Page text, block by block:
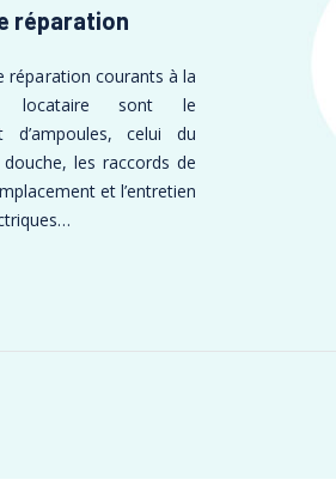
réparation
réparation courants à la
locataire sont le
d’ampoules, celui du
les raccords de
et l’entretien